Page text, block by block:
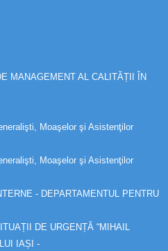
MANAGEMENT AL CALITĂȚII ÎN
Moaşelor şi Asistenţilor
Moaşelor şi Asistenţilor
- DEPARTAMENTUL PENTRU
DE URGENȚĂ “MIHAIL
IAȘI -